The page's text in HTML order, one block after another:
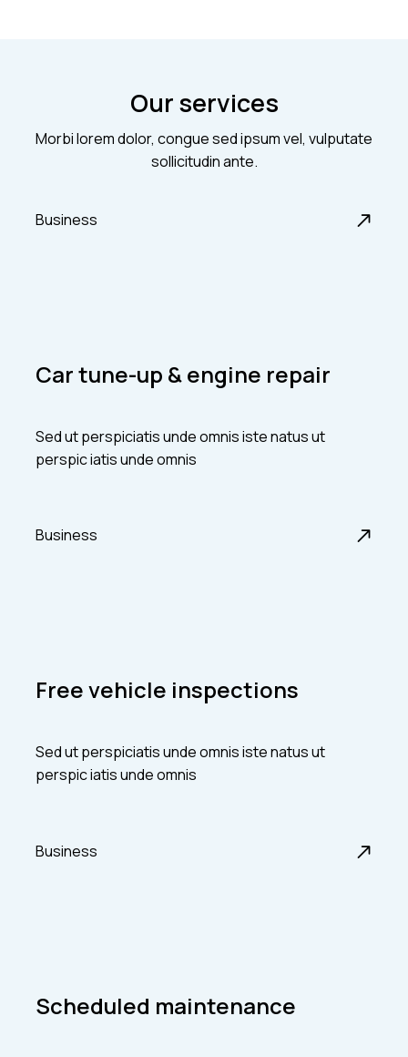
Our services
Morbi lorem dolor, congue sed ipsum vel, vulputate
sollicitudin ante.
Business
Car tune-up & engine repair
Sed ut perspiciatis unde omnis iste natus ut
perspic iatis unde omnis
Business
Free vehicle inspections
Sed ut perspiciatis unde omnis iste natus ut
perspic iatis unde omnis
Business
Scheduled maintenance